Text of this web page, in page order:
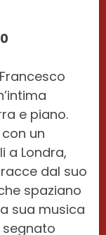
e piano.
un
a Londra,
dal suo
spaziano
sua musica